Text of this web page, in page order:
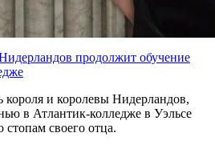
продолжит обучение
короля и королевы Нидерландов,
в Атлантик-колледже в Уэльсе
своего отца.